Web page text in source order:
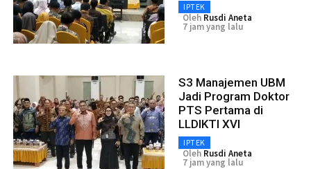
IPTEK
Oleh Rusdi Aneta
7 jam yang lalu
S3 Manajemen UBM
Jadi Program Doktor
PTS Pertama di
LLDIKTI XVI
IPTEK
Oleh Rusdi Aneta
7 jam yang lalu